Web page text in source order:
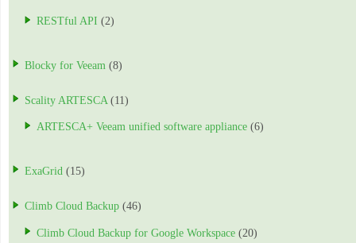
RESTful API (2)
Blocky for Veeam (8)
Scality ARTESCA(11)
ARTESCA+ Veeam unified software appliance (6)
ExaGrid (15)
Climb Cloud Backup (46)
Climb Cloud Backup for Google Workspace (20)